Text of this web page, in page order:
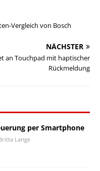
Vergleich von Bosch
NÄCHSTER
an Touchpad mit haptischer
Rückmeldung
per Smartphone
Lange